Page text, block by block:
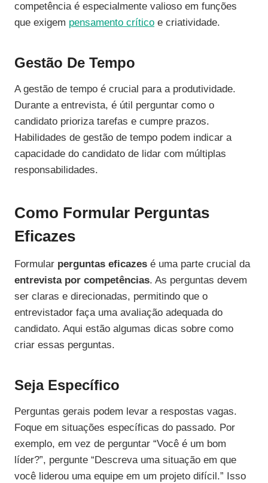
competência é especialmente valioso em funções
que exigem pensamento crítico e criatividade.
Gestão De Tempo
A gestão de tempo é crucial para a produtividade.
Durante a entrevista, é útil perguntar como o
candidato prioriza tarefas e cumpre prazos.
Habilidades de gestão de tempo podem indicar a
capacidade do candidato de lidar com múltiplas
responsabilidades.
Como Formular Perguntas
Eficazes
Formular perguntas eficazes é uma parte crucial da
entrevista por competências. As perguntas devem
ser claras e direcionadas, permitindo que o
entrevistador faça uma avaliação adequada do
candidato. Aqui estão algumas dicas sobre como
criar essas perguntas.
Seja Específico
Perguntas gerais podem levar a respostas vagas.
Foque em situações específicas do passado. Por
exemplo, em vez de perguntar “Você é um bom
líder?”, pergunte “Descreva uma situação em que
você liderou uma equipe em um projeto difícil.” Isso